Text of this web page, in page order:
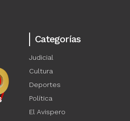
Categorías
Judicial
Cultura
Deportes
Política
El Avispero